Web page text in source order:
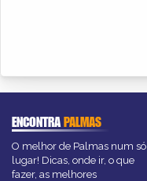
ENCONTRAPALMAS
O melhor de Palmas num só
lugar! Dicas, onde ir, o que
fazer, as melhores